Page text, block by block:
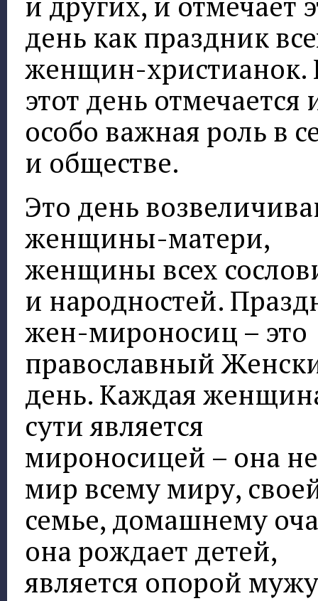
день как праздник
женщин-христианок.
этот день отмечается
особо важная роль в
и обществе.
Это день
женщины-матери,
женщины всех
и народностей.
жен-мироносиц – это
православный
день. Каждая
сути является
мироносицей – она
мир всему миру,
семье, домашнему
она рождает детей,
является опорой